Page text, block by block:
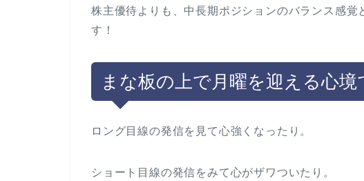
株主優待よりも、中長期ポジションのバランス感覚
す！
まな板の上で月曜を迎える心境
ロング目線の発信を見て心強くなったり。
ショート目線の発信をみて心がザワついたり。